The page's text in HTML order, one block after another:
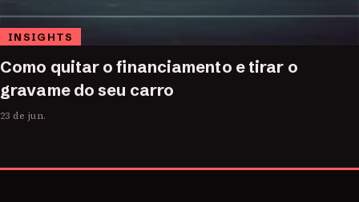
INSIGHTS
Como quitar o financiamento e tirar o
gravame do seu carro
23 de jun.